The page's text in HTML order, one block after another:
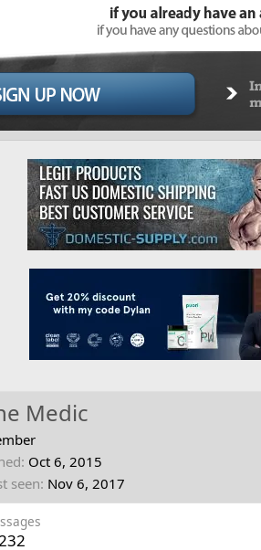
Medic
Oct 6, 2015
seen Nov 6, 2017